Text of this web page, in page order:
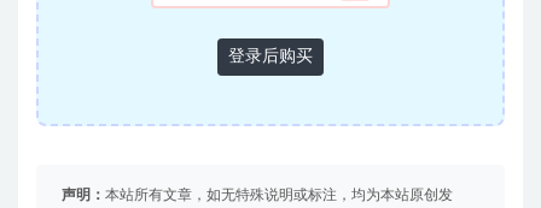
登录后购买
声明： 本站所有文章，如无特殊说明或标注，均为本站原创发